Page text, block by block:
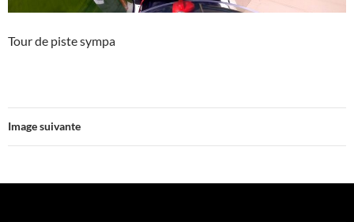
Tour de piste sympa
Image suivante